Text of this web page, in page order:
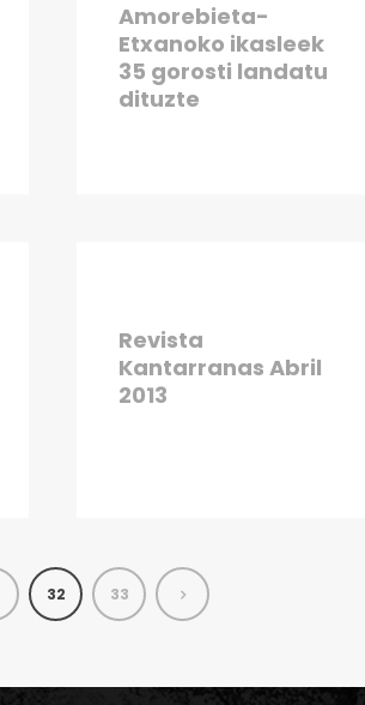
Amorebieta-
Etxanoko ikasleek
35 gorosti landatu
dituzte
Revista
Kantarranas Abril
2013
32 33